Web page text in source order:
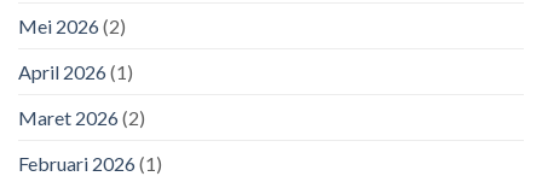
Mei 2026(2)
April 2026(1)
Maret 2026(2)
Februari 2026(1)